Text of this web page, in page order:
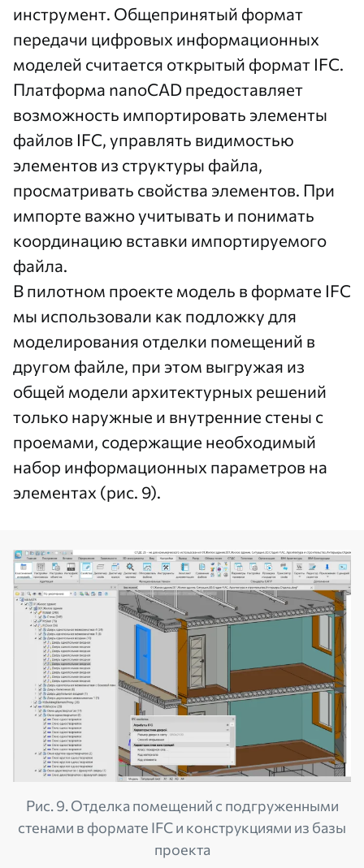
инструмент. Общепринятый формат
передачи цифровых информационных
моделей считается открытый формат IFC.
Платформа nanoCAD предоставляет
возможность импортировать элементы
файлов IFC, управлять видимостью
элементов из структуры файла,
просматривать свойства элементов. При
импорте важно учитывать и понимать
координацию вставки импортируемого
файла.
В пилотном проекте модель в формате IFC
мы использовали как подложку для
моделирования отделки помещений в
другом файле, при этом выгружая из
общей модели архитектурных решений
только наружные и внутренние стены с
проемами, содержащие необходимый
набор информационных параметров на
элементах (рис. 9).
Рис. 9. Отделка помещений с подгруженными
стенами в формате IFC и конструкциями из базы
проекта